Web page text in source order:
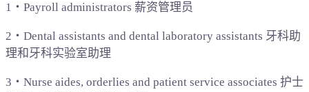
1‧Payroll administrators 薪资管理员
2‧Dental assistants and dental laboratory assistants 牙科助
理和牙科实验室助理
3‧Nurse aides, orderlies and patient service associates 护士